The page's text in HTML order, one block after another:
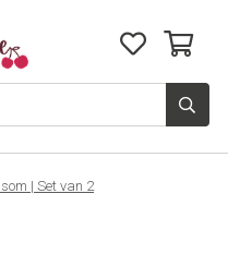
| Set van 2